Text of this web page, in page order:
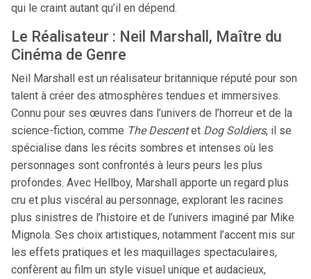
qui le craint autant qu’il en dépend.
Le Réalisateur : Neil Marshall, Maître du
Cinéma de Genre
Neil Marshall est un réalisateur britannique réputé pour son
talent à créer des atmosphères tendues et immersives.
Connu pour ses œuvres dans l’univers de l’horreur et de la
science-fiction, comme The Descentet Dog Soldiers, il se
spécialise dans les récits sombres et intenses où les
personnages sont confrontés à leurs peurs les plus
profondes. Avec Hellboy, Marshall apporte un regard plus
cru et plus viscéral au personnage, explorant les racines
plus sinistres de l’histoire et de l’univers imaginé par Mike
Mignola. Ses choix artistiques, notamment l’accent mis sur
les effets pratiques et les maquillages spectaculaires,
confèrent au film un style visuel unique et audacieux,